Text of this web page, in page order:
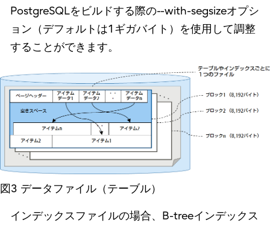
PostgreSQLをビルドする際の--with-segsizeオプシ
ョン（デフォルトは1ギガバイト）を使用して調整
することができます。
図3 データファイル（テーブル）
インデックスファイルの場合、B-treeインデックス